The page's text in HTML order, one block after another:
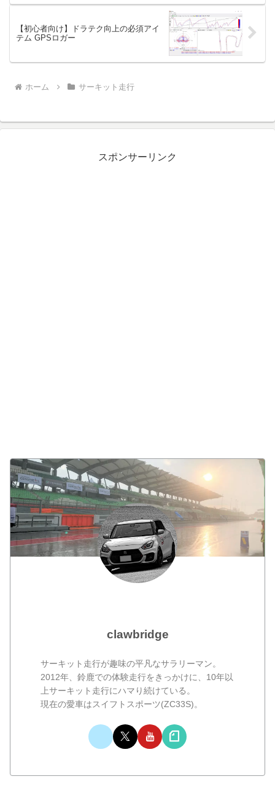
【初心者向け】ドラテク向上の必須アイ
テム GPSロガー
ホーム サーキット走行
スポンサーリンク
clawbridge
サーキット走行が趣味の平凡なサラリーマン。
2012年、鈴鹿での体験走行をきっかけに、10年以
上サーキット走行にハマり続けている。
現在の愛車はスイフトスポーツ(ZC33S)。